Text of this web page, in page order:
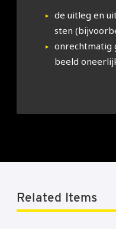
de uit­leg en
sten
onrecht­ma­tig
beeld
Related Items